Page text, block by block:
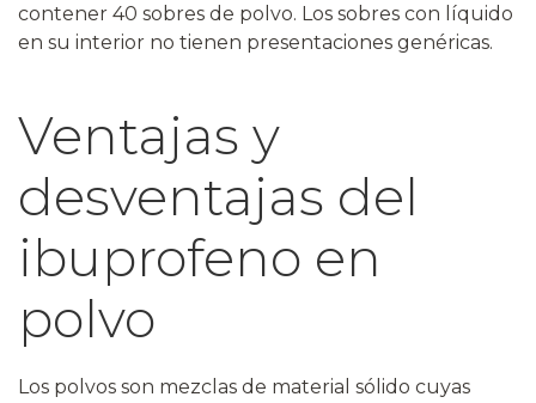
contener 40 sobres de polvo. Los sobres con líquido
en su interior no tienen presentaciones genéricas.
Ventajas y
desventajas del
ibuprofeno en
polvo
Los polvos son mezclas de material sólido cuyas